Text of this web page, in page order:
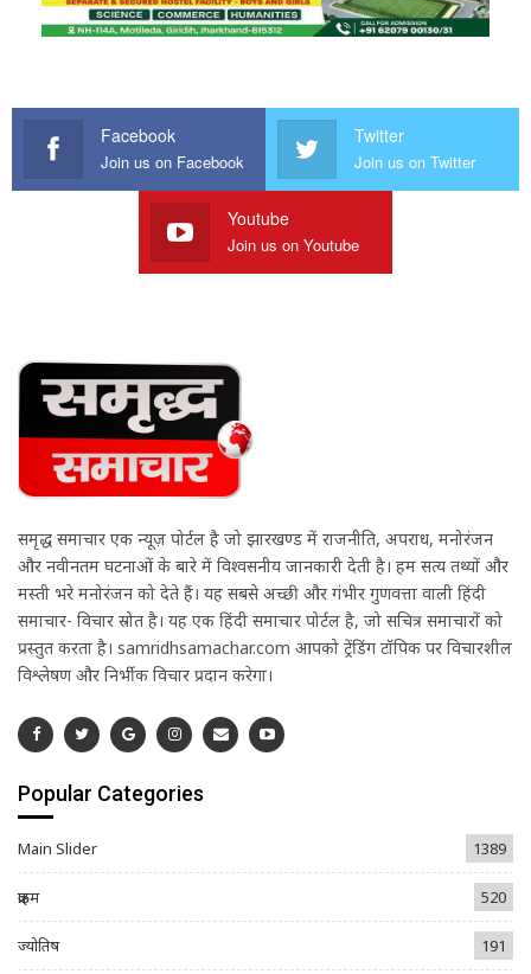
Facebook
Join us on Facebook
Twitter
Join us on Twitter
Youtube
Join us on Youtube
समृद्ध समाचार एक न्यूज़ पोर्टल है जो झारखण्ड में राजनीति, अपराध, मनोरंजन
और नवीनतम घटनाओं के बारे में विश्वसनीय जानकारी देती है। हम सत्य तथ्यों और
मस्ती भरे मनोरंजन को देते हैं। यह सबसे अच्छी और गंभीर गुणवत्ता वाली हिंदी
समाचार- विचार स्रोत है। यह एक हिंदी समाचार पोर्टल है, जो सचित्र समाचारों को
प्रस्तुत करता है। samridhsamachar.com आपको ट्रेंडिंग टॉपिक पर विचारशील
विश्लेषण और निर्भीक विचार प्रदान करेगा।
Popular Categories
Main Slider 1389
क्राइम 520
ज्योतिष 191